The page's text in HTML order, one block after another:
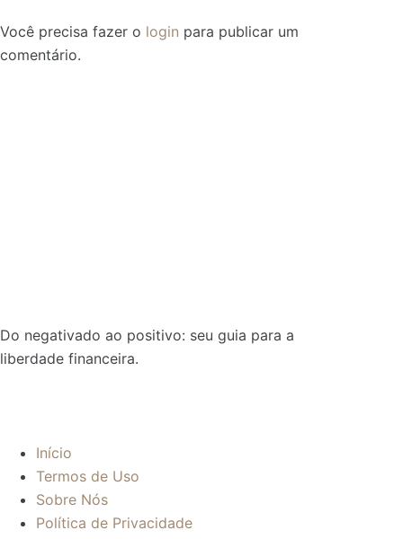
Você precisa fazer o login para publicar um
comentário.
Do negativado ao positivo: seu guia para a
liberdade financeira.
Início
Termos de Uso
Sobre Nós
Política de Privacidade